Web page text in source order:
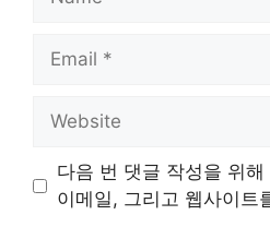
Email
Website
다음 번 댓글 작성을 위
이메일, 그리고 웹사이트